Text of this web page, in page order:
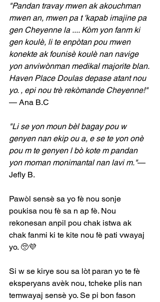
"Pandan travay mwen ak akouchman
mwen an, mwen pa t 'kapab imajine pa
gen Cheyenne la .... Kòm yon fanm ki
gen koulè, li te enpòtan pou mwen
konekte ak founisè koulè nan navige
yon anviwònman medikal majorite blan.
Haven Place Doulas depase atant nou
yo. , epi nou trè rekòmande Cheyenne!"
— Ana B.C
"Li se yon moun bèl bagay pou w
genyen nan ekip ou a, e se te yon onè
pou m te genyen l bò kote m pandan
yon moman monimantal nan lavi m."—
Jefly B.
Pawòl sensè sa yo fè nou sonje
poukisa nou fè sa n ap fè. Nou
rekonesan anpil pou chak istwa ak
chak fanmi ki te kite nou fè pati vwayaj
yo. 🥺💜
Si w se kirye sou sa lòt paran yo te fè
eksperyans avèk nou, tcheke plis nan
temwayaj sensè yo. Se pi bon fason